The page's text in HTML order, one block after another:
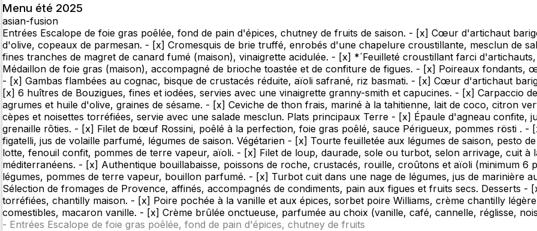
Menu été 2025
asian-fusion
Entrées Escalope de foie gras poêlée, fond de pain d'épices, chutney de fruits de saison. - [x] Cœur d'artichaut
d'olive, copeaux de parmesan. - [x] Cromesquis de brie truffé, enrobés d'une chapelure croustillante, mesclun de
fines tranches de magret de canard fumé (maison), vinaigrette acidulée. - [x] *´Feuilleté croustillant farci
Médaillon de foie gras (maison), accompagné de brioche toastée et de confiture de figues. - [x] Poireaux fondants,
- [x] Gambas flambées au cognac, bisque de crustacés réduite, aïoli safrané, riz basmati. - [x] Cœur d'artichaut
[x] 6 huîtres de Bouzigues, fines et iodées, servies avec une vinaigrette granny-smith et capucines. - [x] Carpaccio
agrumes et huile d'olive, graines de sésame. - [x] Ceviche de thon frais, mariné à la tahitienne, lait de coco, citron
cèpes et noisettes torréfiées, servie avec une salade mesclun. Plats principaux Terre - [x] Épaule d'agneau confite,
grenaille rôties. - [x] Filet de bœuf Rossini, poêlé à la perfection, foie gras poêlé, sauce Périgueux, pommes rösti .
figatelli, jus de volaille parfumé, légumes de saison. Végétarien - [x] Tourte feuilletée aux légumes de saison, pesto
lotte, fenouil confit, pommes de terre vapeur, aïoli. - [x] Filet de loup, daurade, sole ou turbot, selon arrivage, cuit à
méditerranéens. - [x] Authentique bouillabaisse, poissons de roche, crustacés, rouille, croûtons et aïoli (minimum
légumes, pommes de terre vapeur, bouillon parfumé. - [x] Turbot cuit dans une nage de légumes, jus de marinière
Sélection de fromages de Provence, affinés, accompagnés de condiments, pain aux figues et fruits secs. Desserts
torréfiées, chantilly maison. - [x] Poire pochée à la vanille et aux épices, sorbet poire Williams, crème chantilly
comestibles, macaron vanille. - [x] Crème brûlée onctueuse, parfumée au choix (vanille, café, cannelle, réglisse,
- Entrées Escalope de foie gras poêlée, fond de pain d'épices, chutney de fruits